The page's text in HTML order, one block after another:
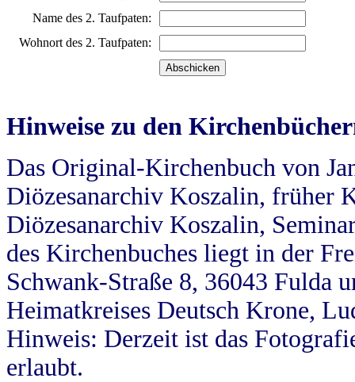
Name des 2. Taufpaten:
Wohnort des 2. Taufpaten:
Hinweise zu den
Das Original-Kirchenbuch von
Diözesanarchiv Koszalin, früher
Diözesanarchiv Koszalin,
des Kirchenbuches liegt in der
Schwank-Straße 8, 36043 Fulda
Heimatkreises Deutsch Krone,
Hinweis: Derzeit ist das
erlaubt.